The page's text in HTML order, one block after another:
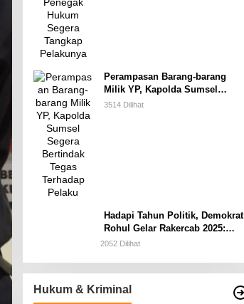
Perampasan Barang-barang
Milik YP, Kapolda Sumsel
Segera Bertindak Tegas
3514 Dilihat
Hadapi Tahun Politik, Demokrat
Rohul Gelar Rakercab 2025:
Persiapan Mesin Partai dan
2052 Dilihat
Hukum & Kriminal